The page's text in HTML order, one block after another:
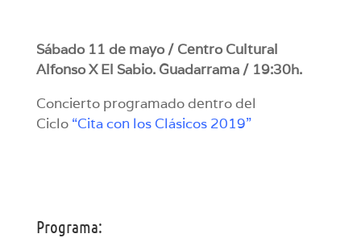
Sábado 11 de mayo / Centro Cultural
Alfonso X El Sabio. Guadarrama / 19:30h.
Concierto programado dentro del
Ciclo “Cita con los Clásicos 2019”
Programa: